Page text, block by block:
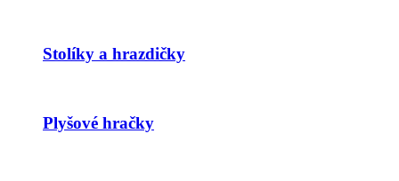
Stolíky a hrazdičky
Plyšové hračky